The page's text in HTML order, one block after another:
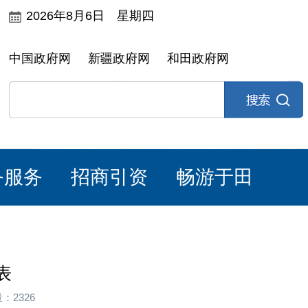
2026年8月6日 星期四
中国政府网 新疆政府网 和田政府网
务 招商引资 畅游于田
2326